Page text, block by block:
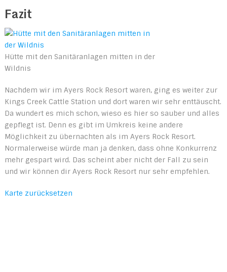
Fazit
Hütte mit den Sanitäranlagen mitten in der
Wildnis
Nachdem wir im Ayers Rock Resort waren, ging es weiter zur
Kings Creek Cattle Station und dort waren wir sehr enttäuscht.
Da wundert es mich schon, wieso es hier so sauber und alles
gepflegt ist. Denn es gibt im Umkreis keine andere
Möglichkeit zu übernachten als im Ayers Rock Resort.
Normalerweise würde man ja denken, dass ohne Konkurrenz
mehr gespart wird. Das scheint aber nicht der Fall zu sein
und wir können dir Ayers Rock Resort nur sehr empfehlen.
Karte zurücksetzen